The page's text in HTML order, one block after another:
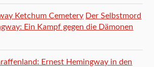
Der Selbstmord
Ein Kampf gegen die Dämonen
Ernest Hemingway in den